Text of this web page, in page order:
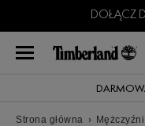
DOŁĄCZ
Strona główna › Mężczyźni